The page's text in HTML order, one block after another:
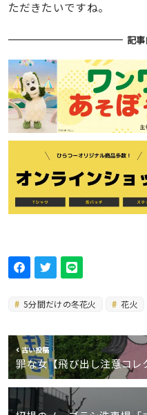
ただきたいですね。
記
5分間だけの冬花火 花火
古い投稿
罪な女【飛び出し注意コレ